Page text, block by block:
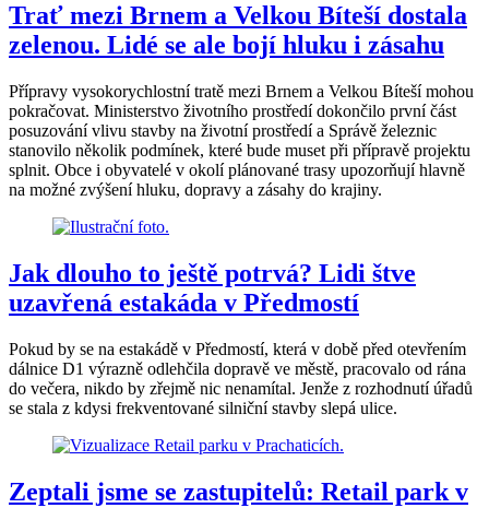
Trať mezi Brnem a Velkou Bíteší dostala
zelenou. Lidé se ale bojí hluku i zásahu
Přípravy vysokorychlostní tratě mezi Brnem a Velkou Bíteší mohou
pokračovat. Ministerstvo životního prostředí dokončilo první část
posuzování vlivu stavby na životní prostředí a Správě železnic
stanovilo několik podmínek, které bude muset při přípravě projektu
splnit. Obce i obyvatelé v okolí plánované trasy upozorňují hlavně
na možné zvýšení hluku, dopravy a zásahy do krajiny.
Jak dlouho to ještě potrvá? Lidi štve
uzavřená estakáda v Předmostí
Pokud by se na estakádě v Předmostí, která v době před otevřením
dálnice D1 výrazně odlehčila dopravě ve městě, pracovalo od rána
do večera, nikdo by zřejmě nic nenamítal. Jenže z rozhodnutí úřadů
se stala z kdysi frekventované silniční stavby slepá ulice.
Zeptali jsme se zastupitelů: Retail park v